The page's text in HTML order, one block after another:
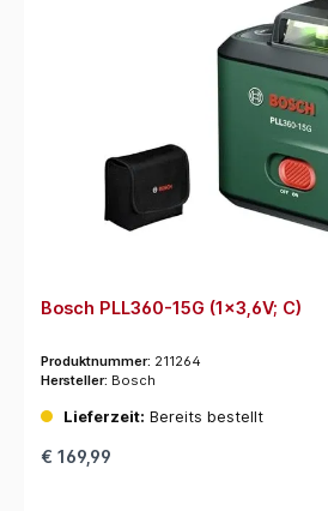
Bosch PLL360-15G (1x3,6V; C)
Produktnummer: 211264
Hersteller: Bosch
Lieferzeit: Bereits bestellt
€ 169,99